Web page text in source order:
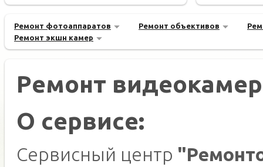
Ремонт фотоаппаратов Ремонт объективов
Ремонт экшн камер
Ремонт видеокамер
О сервисе:
Сервисный центр